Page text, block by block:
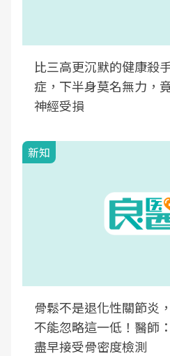
比三高更沉默的健康殺
症，下半身莫名無力，
神經受損
新知
骨鬆不是退化性關節炎
不能忽略這一低！醫師
盡早接受骨密度檢測